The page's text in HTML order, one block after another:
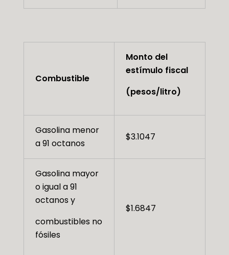
Combustible
Monto del
estímulo fiscal
(pesos/litro)
Gasolina menor
a 91 octanos
$3.1047
Gasolina mayor
o igual a 91
octanos y
combustibles no
fósiles
$1.6847